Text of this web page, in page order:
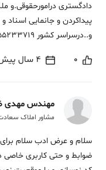
دادگستری درامورحقوقی.و
پیداکردن و جانمایی
و..درسراسر کشور 09155233719..09395233719
0 4 سال پیش
مهندس مهدی
مشاور املاک
سلام و عرض ادب سلام
ضوابط و حتی کاربری خاصی